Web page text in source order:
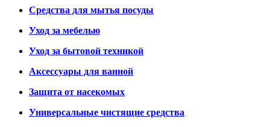
Средства для мытья посуды
Уход за мебелью
Уход за бытовой техникой
Аксессуары для ванной
Защита от насекомых
Универсальные чистящие средства